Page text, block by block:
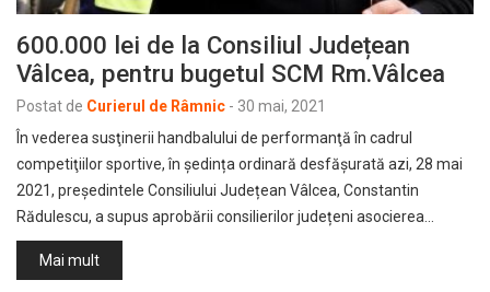
600.000 lei de la Consiliul Județean
Vâlcea, pentru bugetul SCM Rm.Vâlcea
Postat de Curierul de Râmnic - 30 mai, 2021
În vederea susţinerii handbalului de performanţă în cadrul
competiţiilor sportive, în ședința ordinară desfășurată azi, 28 mai
2021, președintele Consiliului Județean Vâlcea, Constantin
Rădulescu, a supus aprobării consilierilor județeni asocierea…
Mai mult